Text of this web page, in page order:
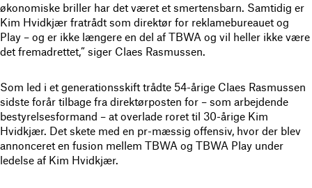
økonomiske briller har det været et smertensbarn. Samtidig er
Kim Hvidkjær fratrådt som direktør for reklamebureauet og
Play – og er ikke længere en del af TBWA og vil heller ikke være
det fremadrettet,” siger Claes Rasmussen.
Som led i et generationsskift trådte 54-årige Claes Rasmussen
sidste forår tilbage fra direktørposten for – som arbejdende
bestyrelsesformand – at overlade roret til 30-årige Kim
Hvidkjær. Det skete med en pr-mæssig offensiv, hvor der blev
annonceret en fusion mellem TBWA og TBWA Play under
ledelse af Kim Hvidkjær.